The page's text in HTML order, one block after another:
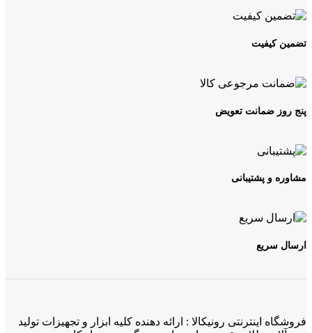
تضمین کیفیت
پنج روز ضمانت تعویض
مشاوره و پشتیبانی
ارسال سریع
فروشگاه اینترنتی رونیکالا : ارائه دهنده کلیه ابزار و تجهیزات تولید